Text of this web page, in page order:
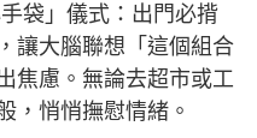
袋」儀式：出門必揹
讓大腦聯想「這個組合
焦慮。無論去超市或工
，悄悄撫慰情緒。